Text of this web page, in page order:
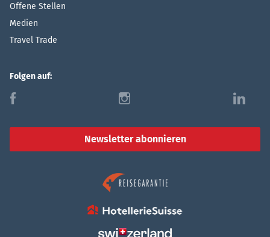
Offene Stellen
Medien
Travel Trade
Folgen auf:
f i l
Newsletter abonnieren